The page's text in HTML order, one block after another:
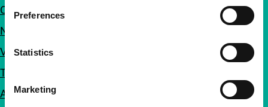
Preferences
Statistics
Marketing
Over ons
Nieuwsbrieven
Veelgestelde vragen
Toegankelijkheid
Adverteren